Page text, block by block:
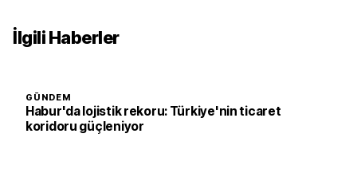
İlgili Haberler
GÜNDEM
Habur'da lojistik rekoru: Türkiye'nin ticaret
koridoru güçleniyor